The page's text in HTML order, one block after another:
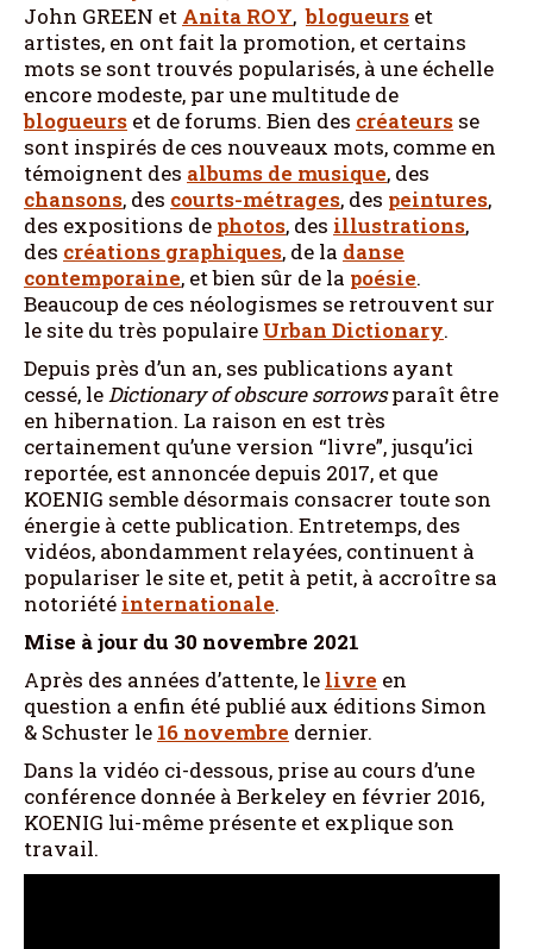
John GREEN et Anita ROY,blogueurs et
artistes, en ont fait la promotion, et certains
mots se sont trouvés popularisés, à une échelle
encore modeste, par une multitude de
blogueurs et de forums. Bien des créateurs se
sont inspirés de ces nouveaux mots, comme en
témoignent des albums de musique, des
chansons, des courts-métrages, des peintures,
des expositions de photos, des illustrations,
des créations graphiques, de la danse
contemporaine, et bien sûr de la poésie.
Beaucoup de ces néologismes se retrouvent sur
le site du très populaire Urban Dictionary.
Depuis près d’un an, ses publications ayant
cessé, leDictionary of obscure sorrowsparaît être
en hibernation. La raison en est très
certainement qu’une version “livre”, jusqu’ici
reportée, est annoncée depuis 2017, et que
KOENIG semble désormais consacrer toute son
énergie à cette publication. Entretemps, des
vidéos, abondamment relayées, continuent à
populariser le site et, petit à petit, à accroître sa
notoriétéinternationale.
Mise à jour du 30 novembre 2021
Après des années d’attente, lelivre en
question a enfin été publié aux éditions Simon
& Schuster le 16 novembre dernier.
Dans la vidéo ci-dessous, prise au cours d’une
conférence donnée à Berkeley en février 2016,
KOENIG lui-même présente et explique son
travail.